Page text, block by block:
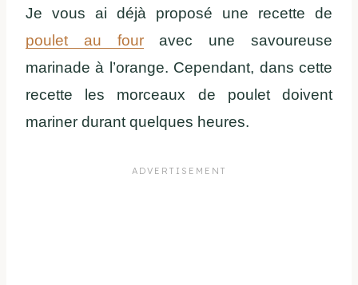
Je vous ai déjà proposé une recette de
poulet au fouravec une savoureuse
marinade à l’orange. Cependant, dans cette
recette les morceaux de poulet doivent
mariner durant quelques heures.